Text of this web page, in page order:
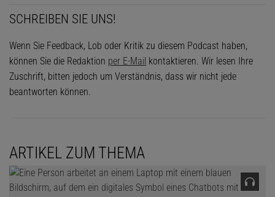
SCHREIBEN SIE UNS!
Wenn Sie Feedback, Lob oder Kritik zu diesem Podcast haben,
können Sie die Redaktion per E-Mail kontaktieren. Wir lesen Ihre
Zuschrift, bitten jedoch um Verständnis, dass wir nicht jede
beantworten können.
ARTIKEL ZUM THEMA